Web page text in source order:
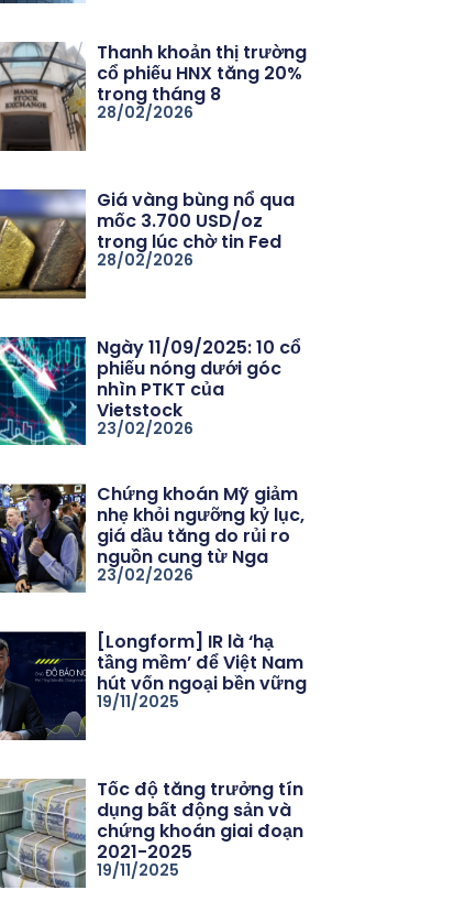
Thanh khoản thị trường
cổ phiếu HNX tăng 20%
trong tháng 8
28/02/2026
Giá vàng bùng nổ qua
mốc 3.700 USD/oz
trong lúc chờ tin Fed
28/02/2026
Ngày 11/09/2025: 10 cổ
phiếu nóng dưới góc
nhìn PTKT của
Vietstock
23/02/2026
Chứng khoán Mỹ giảm
nhẹ khỏi ngưỡng kỷ lục,
giá dầu tăng do rủi ro
nguồn cung từ Nga
23/02/2026
[Longform] IR là ‘hạ
tầng mềm’ để Việt Nam
hút vốn ngoại bền vững
19/11/2025
Tốc độ tăng trưởng tín
dụng bất động sản và
chứng khoán giai đoạn
2021-2025
19/11/2025